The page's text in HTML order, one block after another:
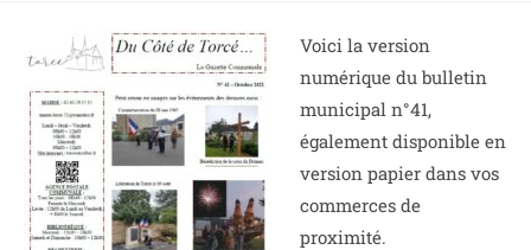
Voici la version
numérique du bulletin
municipal n°41,
également disponible en
version papier dans vos
commerces de
proximité.